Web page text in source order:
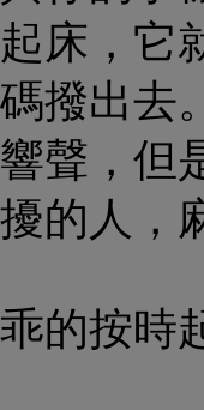
床，它
撥出
聲，但
的人，
的按時